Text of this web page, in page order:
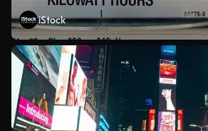
iStock